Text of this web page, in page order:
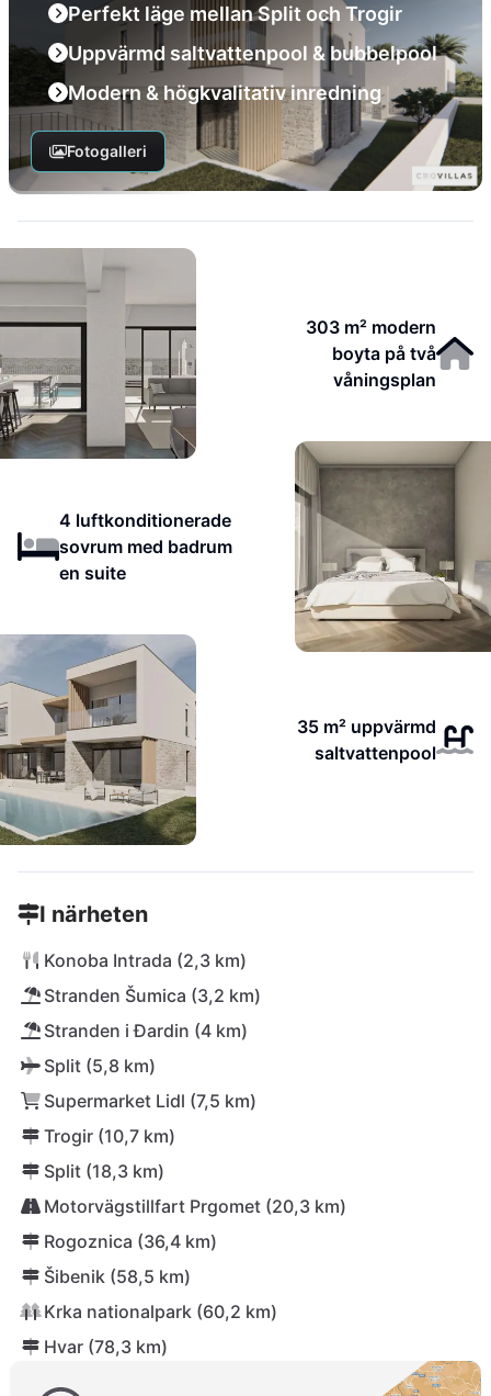
Perfekt läge mellan Split och Trogir
Uppvärmd saltvattenpool & bubbelpool
Modern & högkvalitativ inredning
Fotogalleri
303 m² modern
boyta på två
våningsplan
4 luftkonditionerade
sovrum med badrum
en suite
35 m² uppvärmd
saltvattenpool
I närheten
Konoba Intrada (2,3 km)
Stranden Šumica (3,2 km)
Stranden i Đardin (4 km)
Split (5,8 km)
Supermarket Lidl (7,5 km)
Trogir (10,7 km)
Split (18,3 km)
Motorvägstillfart Prgomet (20,3 km)
Rogoznica (36,4 km)
Šibenik (58,5 km)
Krka nationalpark (60,2 km)
Hvar (78,3 km)